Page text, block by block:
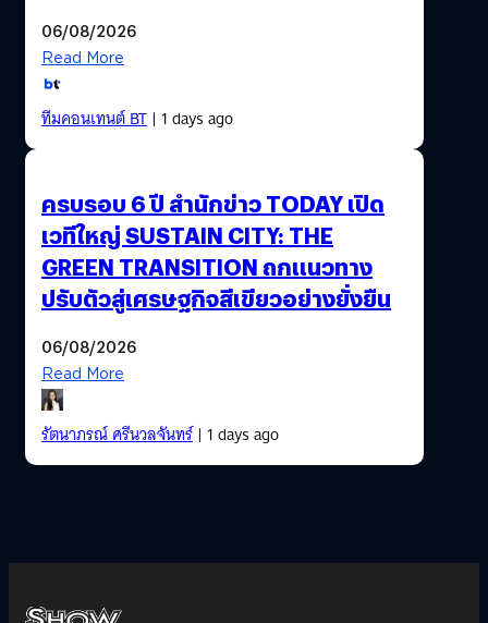
06/08/2026
Read More
ทีมคอนเทนต์ BT| 1 days ago
ครบรอบ 6 ปี สำนักข่าว TODAY เปิด
เวทีใหญ่ SUSTAIN CITY: THE
GREEN TRANSITION ถกแนวทาง
ปรับตัวสู่เศรษฐกิจสีเขียวอย่างยั่งยืน
06/08/2026
Read More
รัตนาภรณ์ ศรีนวลจันทร์| 1 days ago